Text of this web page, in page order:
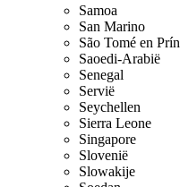
Samoa
San Marino
São Tomé en
Saoedi-Arabië
Senegal
Servië
Seychellen
Sierra Leone
Singapore
Slovenië
Slowakije